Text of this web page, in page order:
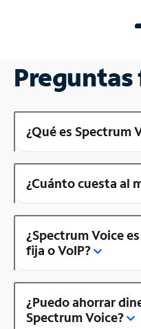
¿Qué es Spectrum
¿Cuánto cuesta al
¿Spectrum Voice
fija o VoIP?
¿Puedo ahorrar
Spectrum Voice?